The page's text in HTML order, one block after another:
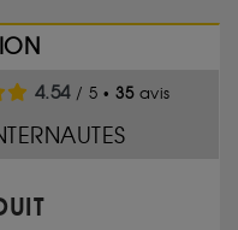
4.54/ 5 •35avis